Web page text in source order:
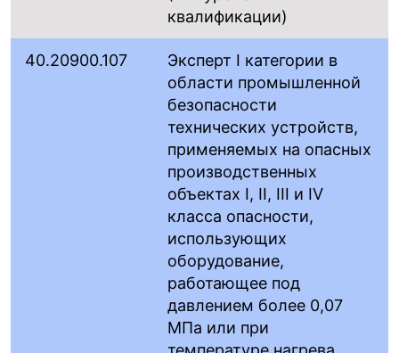
квалификации)
40.20900.107
Эксперт I категории в
области промышленной
безопасности
технических устройств,
применяемых на опасных
производственных
объектах I, II, III и IV
класса опасности,
использующих
оборудование,
работающее под
давлением более 0,07
МПа или при